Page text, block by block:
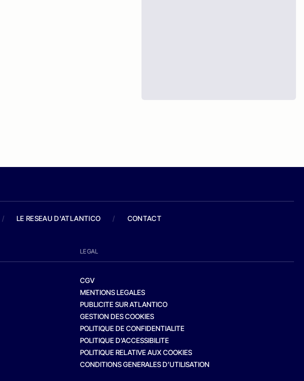
/ LE RESEAU D'ATLANTICO / CONTACT
LEGAL
CGV
MENTIONS LEGALES
PUBLICITE SUR ATLANTICO
GESTION DES COOKIES
POLITIQUE DE CONFIDENTIALITE
POLITIQUE D’ACCESSIBILITE
POLITIQUE RELATIVE AUX COOKIES
CONDITIONS GENERALES D’UTILISATION